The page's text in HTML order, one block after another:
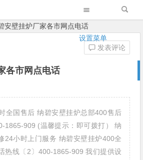
设置菜单
安壁挂炉厂家各市网点电话
各市网点电话
发表评论
全国售后 纳碧安壁挂炉总部400售后
1865-909 (温馨提示：即可拨打） 纳
24小时上门服务 纳碧安壁挂炉400全
热线〔2〕400-1865-909 我们提供设